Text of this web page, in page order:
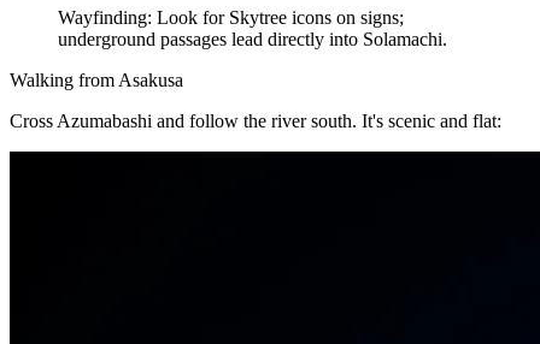
Wayfinding: Look for Skytree icons on signs;
underground passages lead directly into Solamachi.
Walking from Asakusa
Cross Azumabashi and follow the river south. It's scenic and flat: